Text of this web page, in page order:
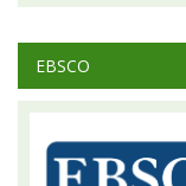
EBSCO